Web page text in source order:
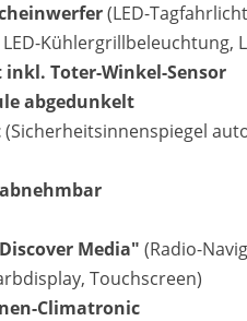
(LED-
Toter-Winkel-Sensor
abgedunkelt
(Sicherheitsinnenspiegel
Media" (Radio-
Touchscreen)
Climatronic